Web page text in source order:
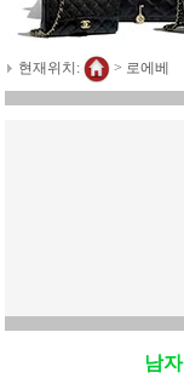
현재위치: > 로에베
남자